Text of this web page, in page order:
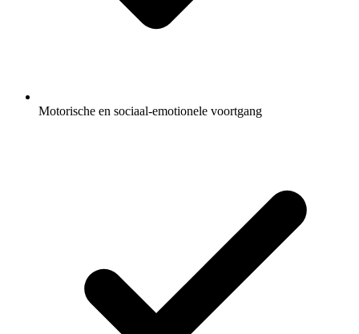
Motorische en sociaal-emotionele voortgang